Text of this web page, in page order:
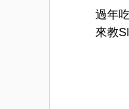
過年
來教